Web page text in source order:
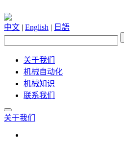
中文 | English | 日語
关于我们
机械自动化
机械知识
联系我们
关于我们